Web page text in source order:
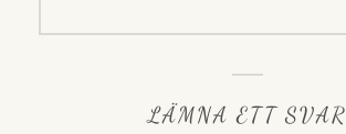
LÄMNA ETT SVAR